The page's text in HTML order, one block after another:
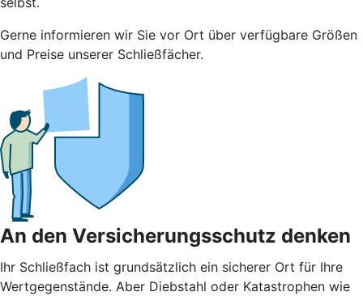
Gerne informieren wir Sie vor Ort über verfügbare Größen
und Preise unserer Schließfächer.
An den Versicherungsschutz denken
Ihr Schließfach ist grundsätzlich ein sicherer Ort für Ihre
Wertgegenstände. Aber Diebstahl oder Katastrophen wie